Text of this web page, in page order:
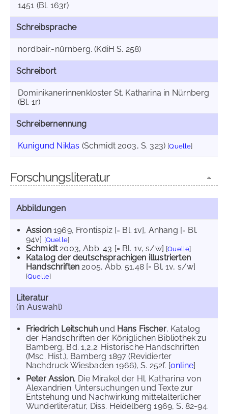
1451 (Bl. 163r)
Schreibsprache
nordbair.-nürnberg. (KdiH S. 258)
Schreibort
Dominikanerinnenkloster St. Katharina in Nürnberg
(Bl. 1r)
Schreibernennung
Kunigund Niklas (Schmidt 2003, S. 323) [Quelle]
Forschungsliteratur
Abbildungen
Assion1969, Frontispiz [= Bl. 1v], Anhang [= Bl.
94v] [Quelle]
Schmidt2003, Abb. 43 [= Bl. 1v, s/w] [Quelle]
Katalog der deutschsprachigen illustrierten
Handschriften 2005, Abb. 51.48 [= Bl. 1v, s/w]
[Quelle]
Literatur
(in Auswahl)
Friedrich Leitschuh und Hans Fischer, Katalog
der Handschriften der Königlichen Bibliothek zu
Bamberg, Bd. 1,2,2: Historische Handschriften
(Msc. Hist.), Bamberg 1897 (Revidierter
Nachdruck Wiesbaden 1966), S. 252f. [online]
Peter Assion, Die Mirakel der Hl. Katharina von
Alexandrien. Untersuchungen und Texte zur
Entstehung und Nachwirkung mittelalterlicher
Wunderliteratur, Diss. Heidelberg 1969, S. 82-94.